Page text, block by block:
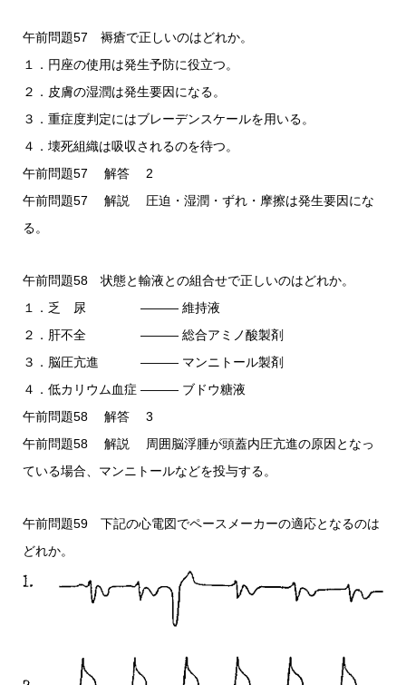
午前問題57 褥瘡で正しいのはどれか。
１．円座の使用は発生予防に役立つ。
２．皮膚の湿潤は発生要因になる。
３．重症度判定にはブレーデンスケールを用いる。
４．壊死組織は吸収されるのを待つ。
午前問題57 解答 2
午前問題57 解説 圧迫・湿潤・ずれ・摩擦は発生要因にな
る。
午前問題58 状態と輸液との組合せで正しいのはどれか。
１．乏 尿 ――― 維持液
２．肝不全 ――― 総合アミノ酸製剤
３．脳圧亢進 ――― マンニトール製剤
４．低カリウム血症 ――― ブドウ糖液
午前問題58 解答 3
午前問題58 解説 周囲脳浮腫が頭蓋内圧亢進の原因となっ
ている場合、マンニトールなどを投与する。
午前問題59 下記の心電図でペースメーカーの適応となるのは
どれか。